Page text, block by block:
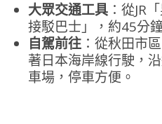
大眾交通工具 ：從JR
接駁巴士」，約45分
自駕前往 ：從秋田市
著日本海岸線行駛，
車場，停車方便。